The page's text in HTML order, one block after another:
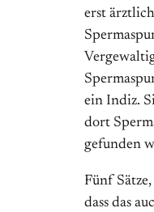
erst
ein Indiz.
dort
gefunden
Fünf
dass das